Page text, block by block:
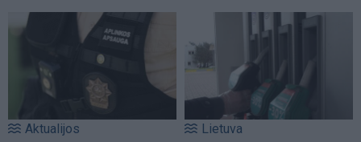
Aktualijos Lietuva